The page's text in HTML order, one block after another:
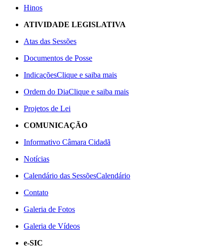
Hinos
ATIVIDADE LEGISLATIVA
Atas das Sessões
Documentos de Posse
IndicaçõesClique e saiba mais
Ordem do DiaClique e saiba mais
Projetos de Lei
COMUNICAÇÃO
Informativo Câmara Cidadã
Notícias
Calendário das SessõesCalendário
Contato
Galeria de Fotos
Galeria de Vídeos
e-SIC